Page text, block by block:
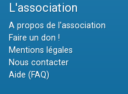
L'association
A propos de l'association
Faire un don !
Mentions légales
Nous contacter
Aide (FAQ)